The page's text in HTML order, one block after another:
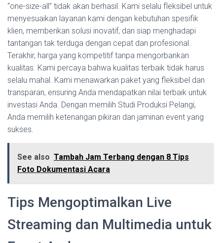
“one-size-all” tidak akan berhasil. Kami selalu fleksibel untuk
menyesuaikan layanan kami dengan kebutuhan spesifik
klien, memberikan solusi inovatif, dan siap menghadapi
tantangan tak terduga dengan cepat dan profesional.
Terakhir, harga yang kompetitif tanpa mengorbankan
kualitas. Kami percaya bahwa kualitas terbaik tidak harus
selalu mahal. Kami menawarkan paket yang fleksibel dan
transparan, ensuring Anda mendapatkan nilai terbaik untuk
investasi Anda. Dengan memilih Studi Produksi Pelangi,
Anda memilih ketenangan pikiran dan jaminan event yang
sukses.
See also Tambah Jam Terbang dengan 8 Tips
Foto Dokumentasi Acara
Tips Mengoptimalkan Live
Streaming dan Multimedia untuk